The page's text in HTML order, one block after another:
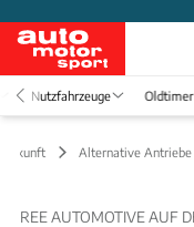
Nutzfahrzeuge Oldtimer
Zukunft Alternative Antriebe
REE AUTOMOTIVE AUF